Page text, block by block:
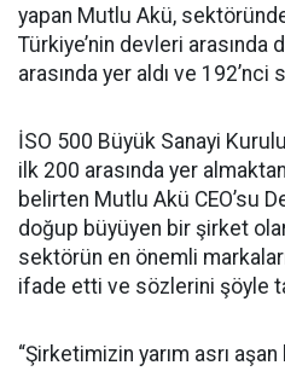
yapan Mutlu Akü, sektöründe
Türkiye’nin devleri arasında
arasında yer aldı ve 192’nci
İSO 500 Büyük Sanayi
ilk 200 arasında yer
belirten Mutlu Akü CEO’su
doğup büyüyen bir şirket
sektörün en önemli markaları
ifade etti ve sözlerini şöyle
“Şirketimizin yarım asrı